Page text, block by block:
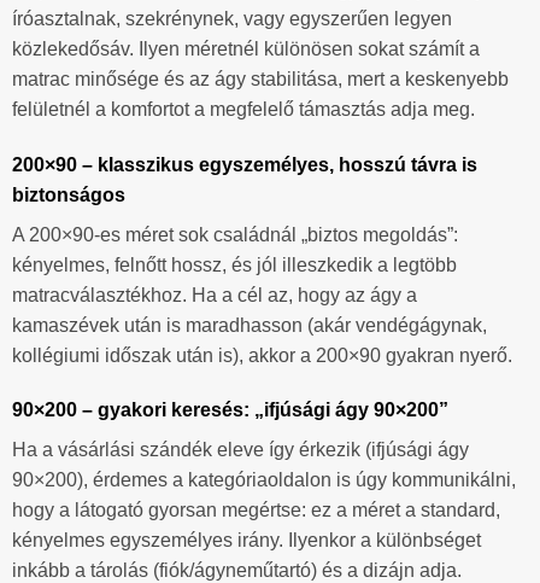
íróasztalnak, szekrénynek, vagy egyszerűen legyen
közlekedősáv. Ilyen méretnél különösen sokat számít a
matrac minősége és az ágy stabilitása, mert a keskenyebb
felületnél a komfortot a megfelelő támasztás adja meg.
200×90 – klasszikus egyszemélyes, hosszú távra is
biztonságos
A 200×90-es méret sok családnál „biztos megoldás”:
kényelmes, felnőtt hossz, és jól illeszkedik a legtöbb
matracválasztékhoz. Ha a cél az, hogy az ágy a
kamaszévek után is maradhasson (akár vendégágynak,
kollégiumi időszak után is), akkor a 200×90 gyakran nyerő.
90×200 – gyakori keresés: „ifjúsági ágy 90×200”
Ha a vásárlási szándék eleve így érkezik (ifjúsági ágy
90×200), érdemes a kategóriaoldalon is úgy kommunikálni,
hogy a látogató gyorsan megértse: ez a méret a standard,
kényelmes egyszemélyes irány. Ilyenkor a különbséget
inkább a tárolás (fiók/ágyneműtartó) és a dizájn adja.